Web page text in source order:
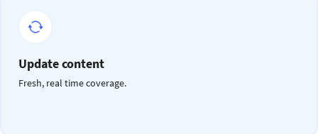
Update content
Fresh, real time coverage.